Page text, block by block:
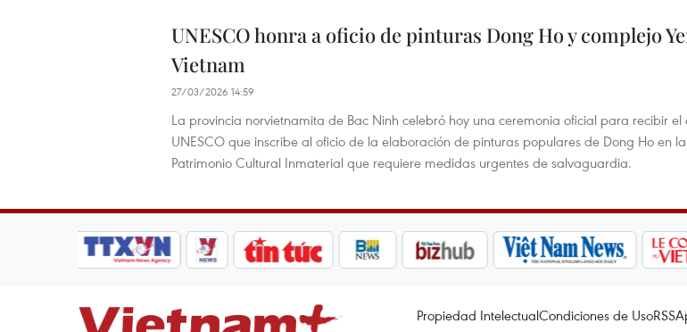
UNESCO honra a oficio de pinturas Dong Ho y complejo
Vietnam
27/03/2026 14:59
La provincia norvietnamita de Bac Ninh celebró hoy una ceremonia oficial para recibir el
UNESCO que inscribe al oficio de la elaboración de pinturas populares de Dong Ho en
Patrimonio Cultural Inmaterial que requiere medidas urgentes de salvaguardia.
Propiedad IntelectualCondiciones de UsoRSS